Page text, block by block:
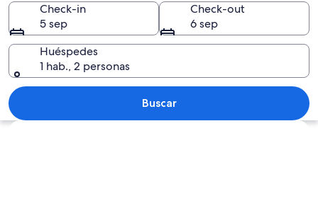
Un mar turquesa con aguas poco
Check-in
5 sep
Check-out
6 sep
Huéspedes
1 hab., 2 personas
Buscar
Explorar mapa